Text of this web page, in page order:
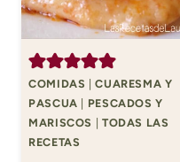
COMIDAS |CUARESMA Y
PASCUA
PESCADOS Y
MARISCOS
TODAS LAS
RECETAS